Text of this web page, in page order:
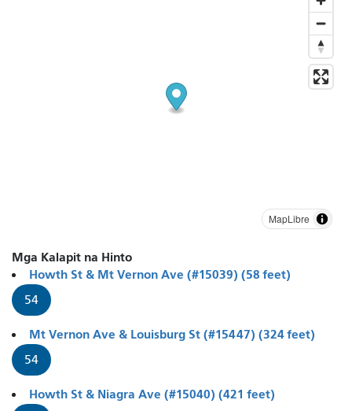
MapLibre
Mga Kalapit na Hinto
Howth St & Mt Vernon Ave (#15039) (58 feet)
54
Mt Vernon Ave & Louisburg St (#15447) (324 feet)
54
Howth St & Niagra Ave (#15040) (421 feet)